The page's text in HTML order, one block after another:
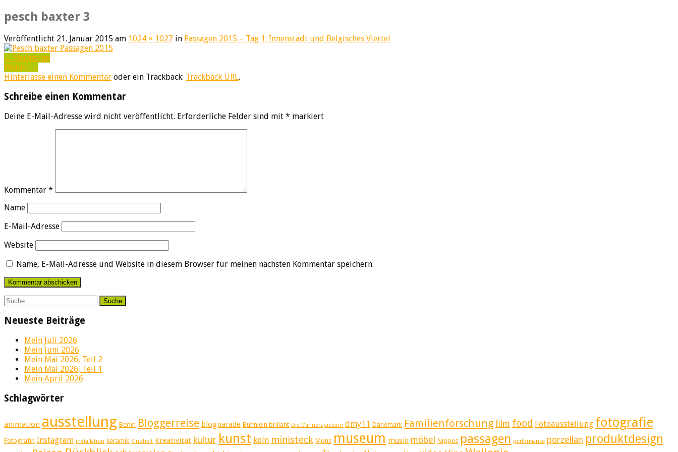
pesch baxter 3
Veröffentlicht 21. Januar 2015 am 1024 × 1027 in Passagen 2015 – Tag 1: Innenstadt und Belgisches Viertel
← Vorherige
Weiter →
Hinterlasse einen Kommentar oder ein Trackback: Trackback URL.
Schreibe einen Kommentar
Deine E-Mail-Adresse wird nicht veröffentlicht. Erforderliche Felder sind mit * markiert
Kommentar *
Name
E-Mail-Adresse
Website
Name, E-Mail-Adresse und Website in diesem Browser für meinen nächsten Kommentar speichern.
Suche
nach:
Neueste Beiträge
Mein Juli 2026
Mein Juni 2026
Mein Mai 2026, Teil 2
Mein Mai 2026, Teil 1
Mein April 2026
Schlagwörter
animation ausstellung Berlin Bloggerreise blogparade Bühnlein brillant Die Männerspielerin dmy11 Dänemark Familienforschung film food Fotoausstellung fotografie
Fotografin Instagram installation keramik Kindheit Kreativität kultur kunst köln ministeck Mons museum musik möbel Nippes passagen performance porzellan produktdesign